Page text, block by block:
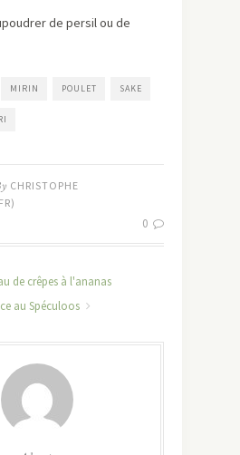
de persil ou de
MIRIN POULET SAKE
CHRISTOPHE
0
de crêpes à l'ananas
au Spéculoos